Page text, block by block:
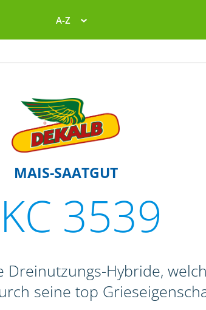
A-Z
MAIS-SAATGUT
3539
Dreinutzungs-Hybride,
seine top